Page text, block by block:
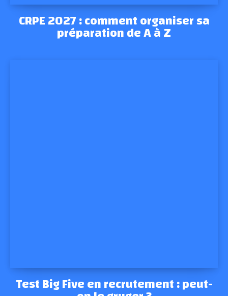
CRPE 2027 : comment organiser sa
préparation de A à Z
Test Big Five en recrutement : peut-